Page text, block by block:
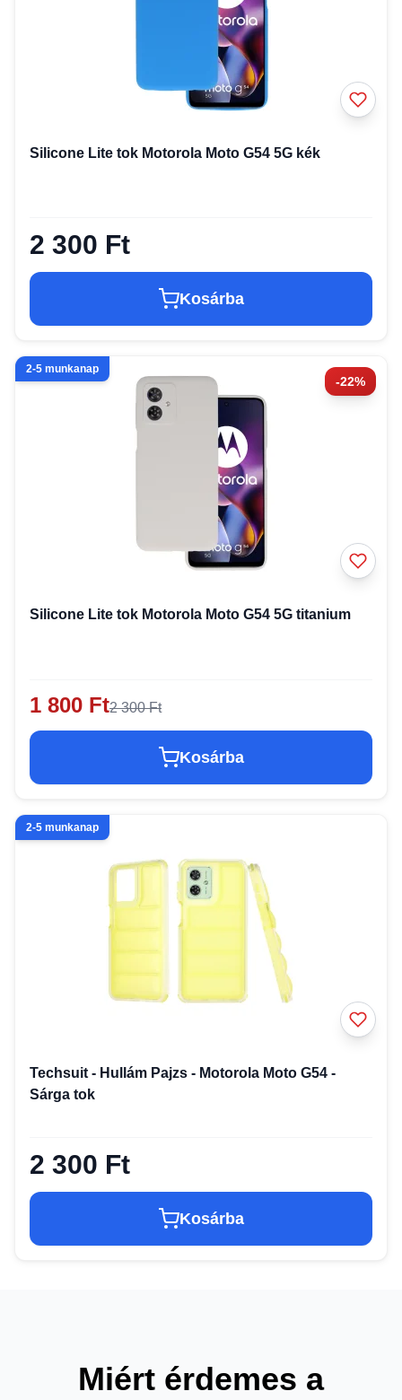
Silicone Lite tok Motorola Moto G54 5G kék
2 300 Ft
Kosárba
-22%
2-5 munkanap
Silicone Lite tok Motorola Moto G54 5G titanium
1 800 Ft2 300 Ft
Kosárba
2-5 munkanap
Techsuit - Hullám Pajzs - Motorola Moto G54 -
Sárga tok
2 300 Ft
Kosárba
Miért érdemes a